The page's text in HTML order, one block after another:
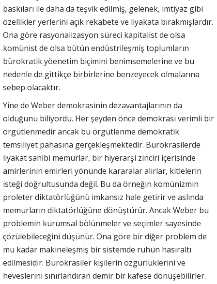
baskıları ile daha da teşvik edilmiş, gelenek, imtiyaz gibi
özellikler yerlerini açık rekabete ve liyakata bırakmışlardır.
Ona göre rasyonalizasyon süreci kapitalist de olsa
komünist de olsa bütün endüstrileşmiş toplumların
bürokratik yöenetim biçimini benimsemelerine ve bu
nedenle de gittikçe birbirlerine benzeyecek olmalarına
sebep olacaktır.
Yine de Weber demokrasinin dezavantajlarının da
olduğunu biliyordu. Her şeyden önce demokrasi verimli bir
örgütlenmedir ancak bu örgütlenme demokratik
temsiliyet pahasına gerçekleşmektedir. Bürokrasilerde
liyakat sahibi memurlar, bir hiyerarşi zinciri içerisinde
amirlerinin emirleri yönünde kararalar alırlar, kitlelerin
isteği doğrultusunda değil. Bu da örneğin komünizmin
proleter diktatörlüğünü imkansız hale getirir ve aslında
memurların diktatörlüğüne dönüştürür. Ancak Weber bu
problemin kurumsal bölünmeler ve seçimler sayesinde
çözülebileceğini düşünür. Ona göre bir diğer problem de
mu kadar makineleşmiş bir sistemde ruhun hasıraltı
edilmesidir. Bürokrasiler kişilerin özgürlüklerini ve
heveslerini sınırlandıran demir bir kafese dönüşebilirler.